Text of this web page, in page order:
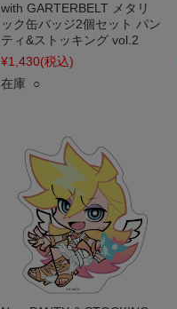
with GARTERBELT メタリ
ック缶バッジ2個セット パン
ティ&ストッキング vol.2
¥1,430(税込)
在庫 ○